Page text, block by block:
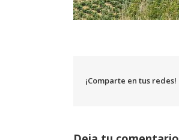
¡Comparte en tus redes!